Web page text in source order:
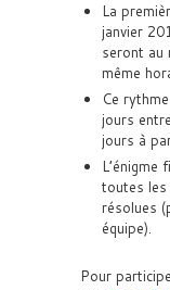
La
janvier
seront au
même
Ce
jours
jours à
L’énigme
toutes les
résolues
équipe).
Pour